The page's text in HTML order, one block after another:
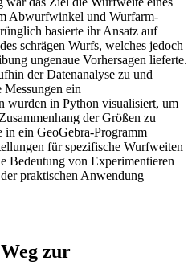
Abwurfwinkel und Wurfarm-
basierte ihr Ansatz auf
schrägen Wurfs, welches jedoch
ungenaue Vorhersagen lieferte.
der Datenanalyse zu und
ein
wurden in Python visualisiert, um
der Größen zu
ein GeoGebra-Programm
für spezifische Wurfweiten
Bedeutung von Experimentieren
praktischen Anwendung
zur